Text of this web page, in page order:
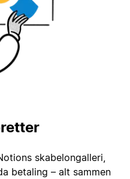
skabelongalleri,
betaling – alt sammen